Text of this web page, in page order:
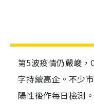
第5波疫情仍嚴峻
字持續高企。不少
陽性後作每日檢測